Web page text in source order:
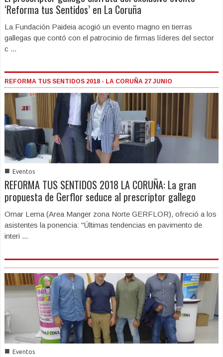
‘Reforma tus Sentidos’ en La Coruña
La Fundación Paideia acogió un evento magno en tierras
gallegas que contó con el patrocinio de firmas líderes del sector
c ...
REFORMA TUS SENTIDOS 2018 - LA CORUÑA 27 JUNIO
■ Eventos
REFORMA TUS SENTIDOS 2018 LA CORUÑA: La gran
propuesta de Gerflor seduce al prescriptor gallego
Omar Lema (Area Manger zona Norte GERFLOR), ofreció a los
asistentes la ponencia: "Últimas tendencias en pavimento de
interi ...
■ Eventos